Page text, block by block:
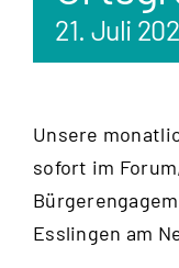
21. Juli
Unsere
sofort im
Esslingen am